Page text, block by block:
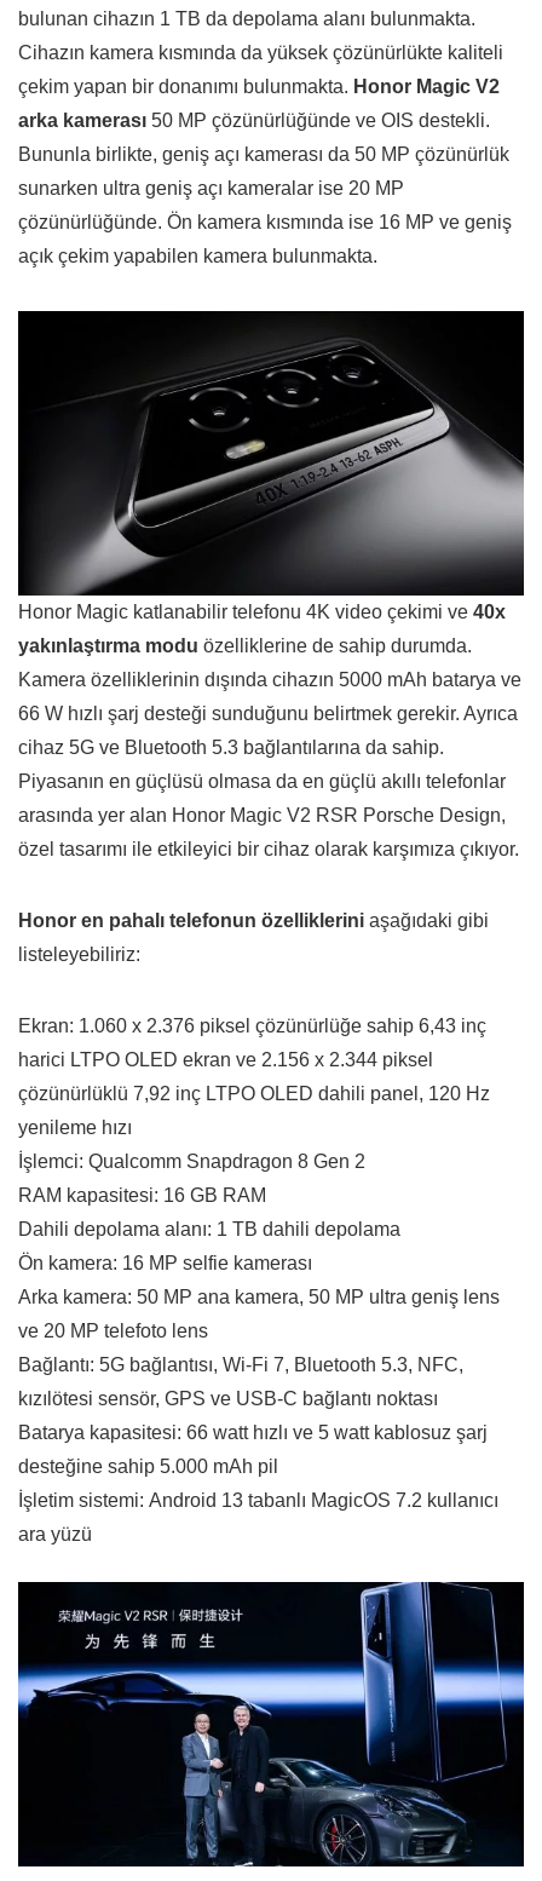
bulunan cihazın 1 TB da depolama alanı bulunmakta.
Cihazın kamera kısmında da yüksek çözünürlükte kaliteli
çekim yapan bir donanımı bulunmakta. Honor Magic V2
arka kamerası 50 MP çözünürlüğünde ve OIS destekli.
Bununla birlikte, geniş açı kamerası da 50 MP çözünürlük
sunarken ultra geniş açı kameralar ise 20 MP
çözünürlüğünde. Ön kamera kısmında ise 16 MP ve geniş
açık çekim yapabilen kamera bulunmakta.
Honor Magic katlanabilir telefonu 4K video çekimi ve 40x
yakınlaştırma modu özelliklerine de sahip durumda.
Kamera özelliklerinin dışında cihazın 5000 mAh batarya ve
66 W hızlı şarj desteği sunduğunu belirtmek gerekir. Ayrıca
cihaz 5G ve Bluetooth 5.3 bağlantılarına da sahip.
Piyasanın en güçlüsü olmasa da en güçlü akıllı telefonlar
arasında yer alan Honor Magic V2 RSR Porsche Design,
özel tasarımı ile etkileyici bir cihaz olarak karşımıza çıkıyor.
Honor en pahalı telefonun özelliklerini aşağıdaki gibi
listeleyebiliriz:
Ekran: 1.060 x 2.376 piksel çözünürlüğe sahip 6,43 inç
harici LTPO OLED ekran ve 2.156 x 2.344 piksel
çözünürlüklü 7,92 inç LTPO OLED dahili panel, 120 Hz
yenileme hızı
İşlemci: Qualcomm Snapdragon 8 Gen 2
RAM kapasitesi: 16 GB RAM
Dahili depolama alanı: 1 TB dahili depolama
Ön kamera: 16 MP selfie kamerası
Arka kamera: 50 MP ana kamera, 50 MP ultra geniş lens
ve 20 MP telefoto lens
Bağlantı: 5G bağlantısı, Wi-Fi 7, Bluetooth 5.3, NFC,
kızılötesi sensör, GPS ve USB-C bağlantı noktası
Batarya kapasitesi: 66 watt hızlı ve 5 watt kablosuz şarj
desteğine sahip 5.000 mAh pil
İşletim sistemi: Android 13 tabanlı MagicOS 7.2 kullanıcı
ara yüzü